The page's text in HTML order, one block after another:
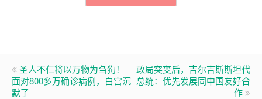
圣人不仁将以万物为刍狗！
面对800多万确诊病例，白宫沉
默了
政局突变后，吉尔吉斯斯坦代
总统：优先发展同中国友好合
作